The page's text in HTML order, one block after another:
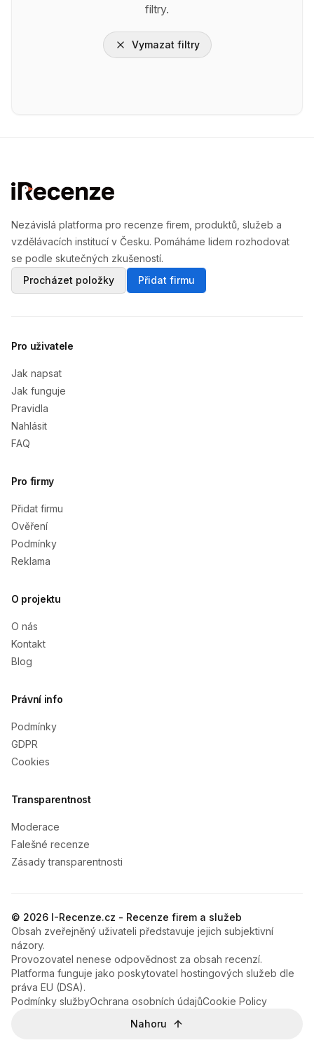
filtry.
Vymazat filtry
Nezávislá platforma pro recenze firem, produktů, služeb a
vzdělávacích institucí v Česku. Pomáháme lidem rozhodovat
se podle skutečných zkušeností.
Procházet položky
Přidat firmu
Pro uživatele
Jak napsat
Jak funguje
Pravidla
Nahlásit
FAQ
Pro firmy
Přidat firmu
Ověření
Podmínky
Reklama
O projektu
O nás
Kontakt
Blog
Právní info
Podmínky
GDPR
Cookies
Transparentnost
Moderace
Falešné recenze
Zásady transparentnosti
© 2026 I-Recenze.cz - Recenze firem a služeb
Obsah zveřejněný uživateli představuje jejich subjektivní
názory.
Provozovatel nenese odpovědnost za obsah recenzí.
Platforma funguje jako poskytovatel hostingových služeb dle
práva EU (DSA).
Podmínky službyOchrana osobních údajůCookie Policy
Nahoru